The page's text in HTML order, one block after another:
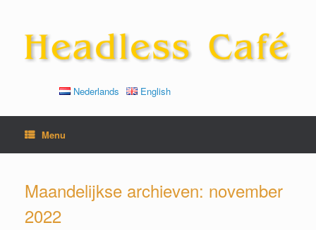
Nederlands English
Menu
Maandelijkse archieven: november
2022